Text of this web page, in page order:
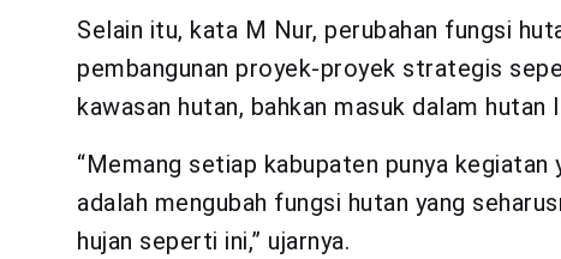
Selain itu, kata M Nur, perubahan fungsi
pembangunan proyek-proyek strategis
kawasan hutan, bahkan masuk dalam hutan
“Memang setiap kabupaten punya
adalah mengubah fungsi hutan yang
hujan seperti ini,” ujarnya.